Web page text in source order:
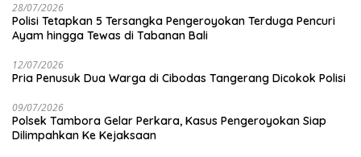
28/07/2026
Polisi Tetapkan 5 Tersangka Pengeroyokan Terduga Pencuri
Ayam hingga Tewas di Tabanan Bali
12/07/2026
Pria Penusuk Dua Warga di Cibodas Tangerang Dicokok Polisi
09/07/2026
Polsek Tambora Gelar Perkara, Kasus Pengeroyokan Siap
Dilimpahkan Ke Kejaksaan